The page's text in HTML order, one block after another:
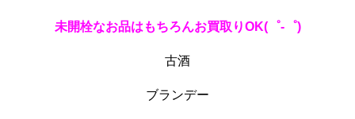
未開栓なお品はもちろんお買取りOK(゜-゜)
古酒
ブランデー